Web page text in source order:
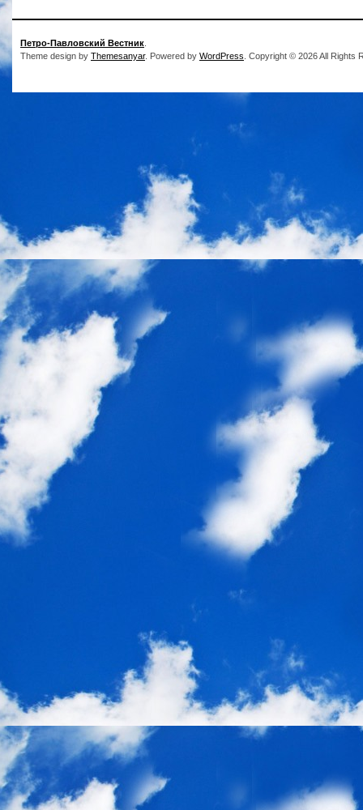
Петро-Павловский Вестник
Theme design by Themesanyar. Powered by WordPress . Copyright © 2026 All Rights